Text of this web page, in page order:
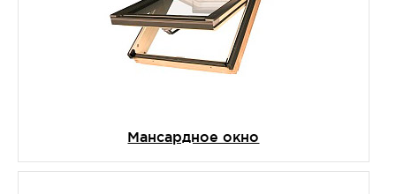
Мансардное окно